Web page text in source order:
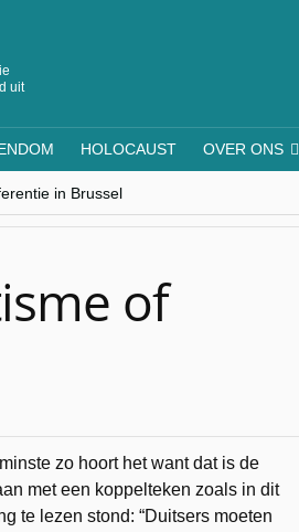
uit
HOLOCAUST OVER ONS
in Brussel
Jinnih Beels (Vooruit)
of
zo hoort het want dat is de
met een koppelteken zoals in dit
te lezen stond: “Duitsers moeten